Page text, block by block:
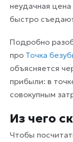
неудачная
быстро
Подробно
про Точка
объясняется
прибыли: в
совокупным
Из чего
Чтобы